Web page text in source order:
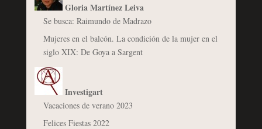
Gloria Martínez Leiva
Se busca: Raimundo de Madrazo
Mujeres en el balcón. La condición de la mujer en el
siglo XIX: De Goya a Sargent
Investigart
Vacaciones de verano 2023
Felices Fiestas 2022